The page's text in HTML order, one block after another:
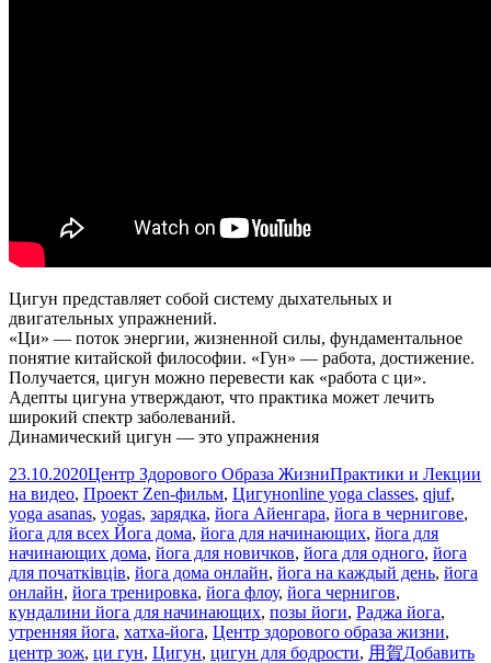
Цигун представляет собой систему дыхательных и
двигательных упражнений.
«Ци» — поток энергии, жизненной силы, фундаментальное
понятие китайской философии. «Гун» — работа, достижение.
Получается, цигун можно перевести как «работа с ци».
Адепты цигуна утверждают, что практика может лечить
широкий спектр заболеваний.
Динамический цигун — это упражнения
Опубликовано
23.10.2020Автор
Центр Здорового Образа ЖизниРубрики
Практики и Лекции
на видео, Проект Zen-фильм, ЦигунМетки
online yoga classes, qjuf,
yoga asanas, yogas, зарядка, йога Айенгара, йога в чернигове,
йога для всех Йога дома, йога для начинающих, йога для
начинающих дома, йога для новичков, йога для одного, йога
для початківців, йога дома онлайн, йога на каждый день, йога
онлайн, йога тренировка, йога флоу, йога чернигов,
кундалини йога для начинающих, позы йоги, Раджа йога,
утренняя йога, хатха-йога, Центр здорового образа жизни,
центр зож, ци гун, Цигун, цигун для бодрости, 用賀Добавить